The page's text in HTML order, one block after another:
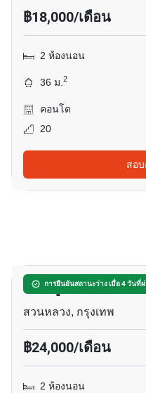
฿18,000/เดือน
2 ห้องนอน
36 ม.2
คอนโด
20
สอ
การยืนยันสถานะว่าง เมื่อ 4 วันที่
อีสท์ วูด พาร์ค คอน
สวนหลวง, กรุงเทพ
฿24,000/เดือน
2 ห้องนอน